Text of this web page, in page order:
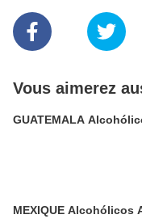
Vous aimerez
GUATEMALA
MEXIQUE Alcohólicos